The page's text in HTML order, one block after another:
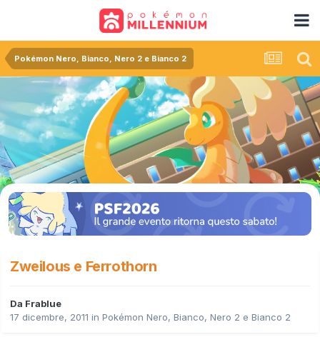
Pokémon Nero, Bianco, Nero 2 e Bianco 2
Zweilous e Ferrothorn
Da Frablue
17 dicembre, 2011 in Pokémon Nero, Bianco, Nero 2 e Bianco 2